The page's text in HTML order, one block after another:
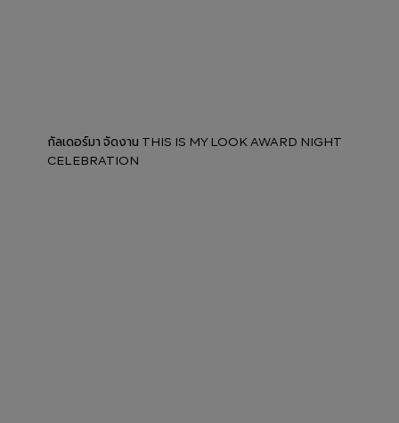
กัลเดอร์มา จัดงาน THIS IS MY LOOK AWARD NIGHT
CELEBRATION